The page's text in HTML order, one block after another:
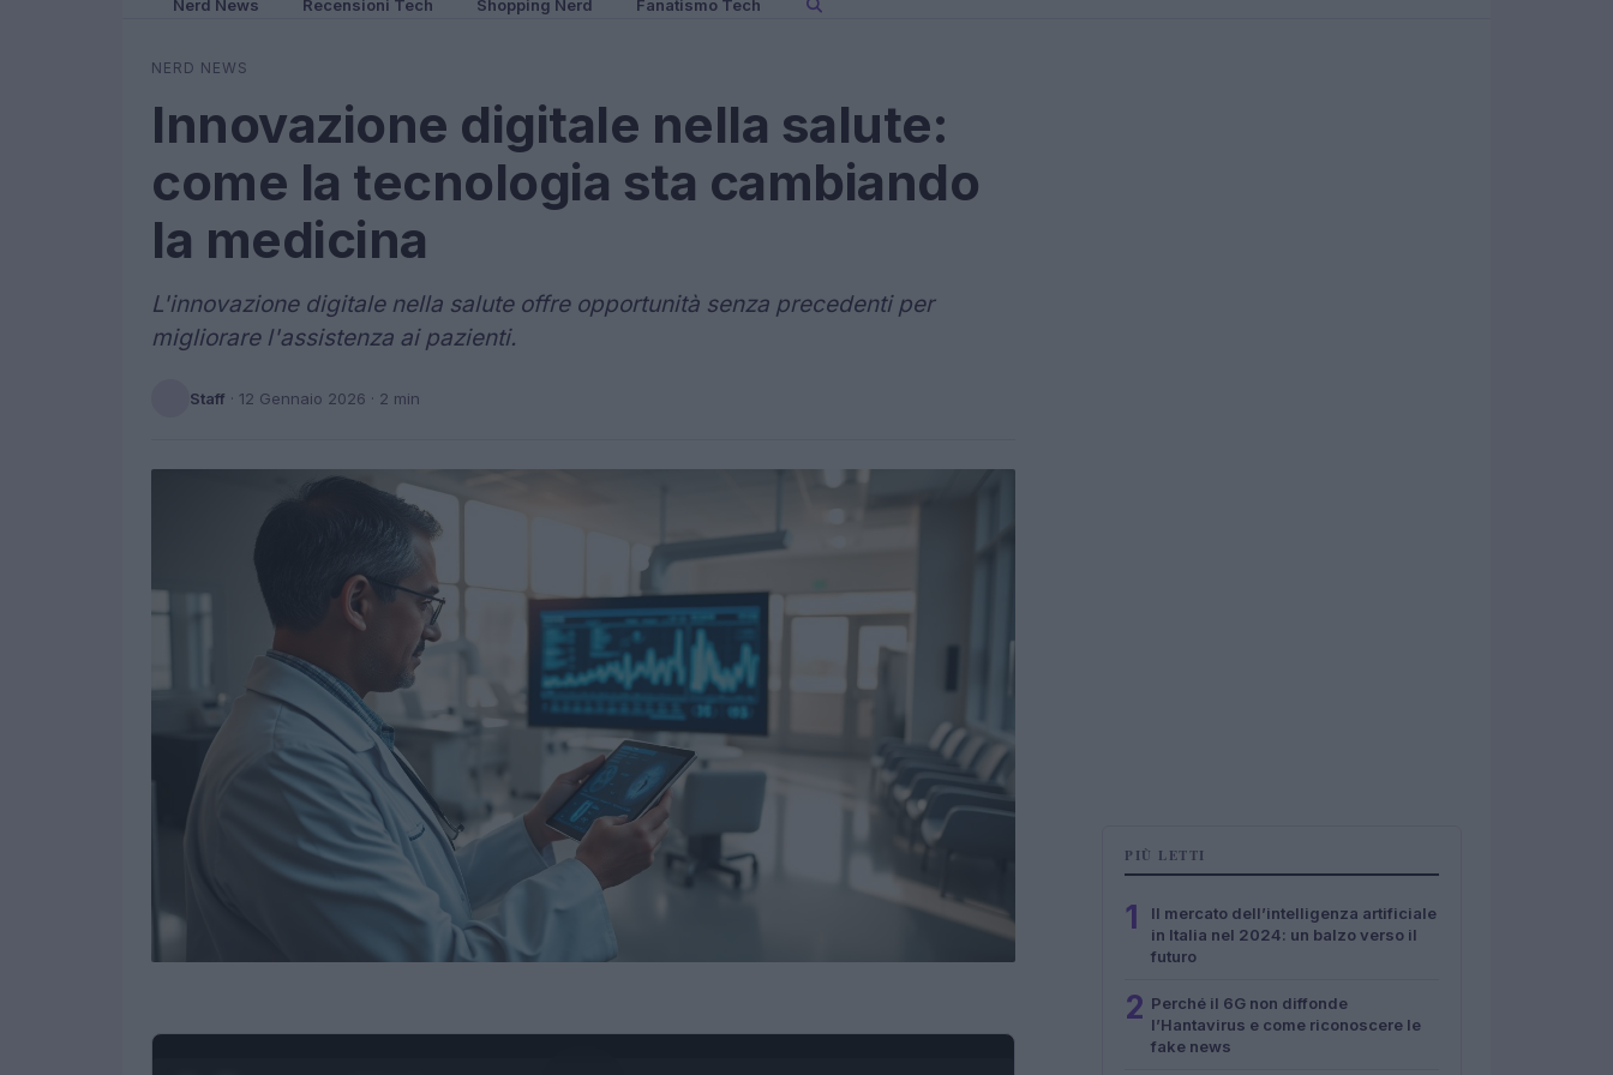
Nerd News Recensioni Tech Shopping Nerd Fanatismo Tech
NERD NEWS
Innovazione digitale nella salute:
come la tecnologia sta cambiando
la medicina
L'innovazione digitale nella salute offre opportunità senza precedenti per
migliorare l'assistenza ai pazienti.
Staff · 12 Gennaio 2026 · 2 min
PIÙ LETTI
1
Il mercato dell’intelligenza artificiale
in Italia nel 2024: un balzo verso il
futuro
2 Perché il 6G non diffonde
l’Hantavirus e come riconoscere le
fake news